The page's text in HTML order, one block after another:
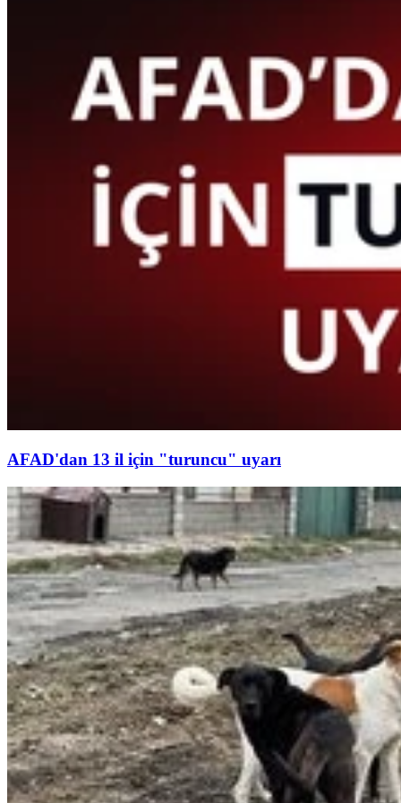
AFAD'dan 13 il için "turuncu" uyarı